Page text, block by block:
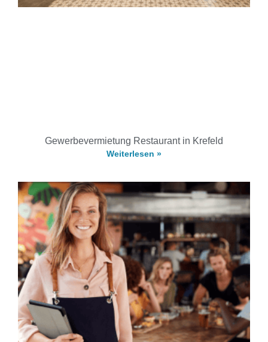
Gewerbevermietung Restaurant in Krefeld
Weiterlesen »